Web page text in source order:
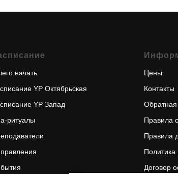
начать
YP Октябрьская
YP Запад
ритуалы
Цены
Контакты
Обратная
Правила
Правила
Договор